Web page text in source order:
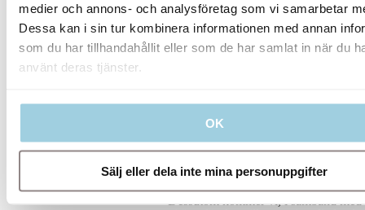
medier och annons- och analysföretag som vi samarbetar
Dessa kan i sin tur kombinera informationen med annan
som du har tillhandahållit eller som de har samlat in när du
använt deras tjänster.
OK
Sälj eller dela inte mina personuppgifter
Vi kommer aldrig att överföra dina
personuppgifter till tredje parter för
har ditt samtycke till detta och har
kommer inte att be dig om ditt
om vi har rättslig skyldighet att dela
oss av dina personuppgifter. Vi
att erhålla ditt samtycke innan vi